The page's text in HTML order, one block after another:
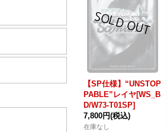
【SP仕様】“UNSTOP
PABLE”レイヤ[WS_B
D/W73-T01SP]
7,800円(税込)
在庫なし